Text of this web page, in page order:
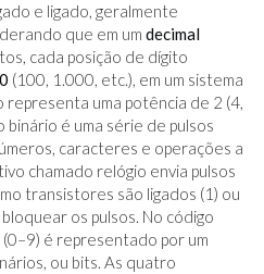
e ligado, geralmente
que em um decimal
cada posição de dígito
(100, 1.000, etc.), em um sistema
representa uma potência de 2 (4,
binário é uma série de pulsos
caracteres e operações a
chamado relógio envia pulsos
transistores são ligados (1) ou
os pulsos. No código
é representado por um
ou bits. As quatro